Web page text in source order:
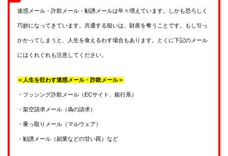
迷惑メール・詐欺メール・勧誘メールは年々増えています。しかも恐ろしく
巧妙になってきています。共通する狙いは、財産を奪うことです。もし引っ
かかってしまうと、人生を食えるわす場合もあります。とくに下記のメール
にはくれぐれも注意してください。
＜人生を狂わす迷惑メール・詐欺メール＞
・フッシング詐欺メール（ECサイト、銀行系）
・架空請求メール（偽の請求）
・乗っ取りメール（マルウェア）
・勧誘メール（副業などの甘い罠）など